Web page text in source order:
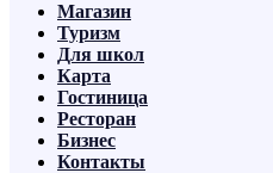
Магазин
Туризм
Для школ
Карта
Гостиница
Ресторан
Бизнес
Контакты